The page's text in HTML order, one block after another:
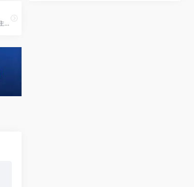
专业提供云服务器、虚拟主机、域名注册、企业邮箱等,50余万个虚拟主机网站及1000余万个域名用户的共同选择！